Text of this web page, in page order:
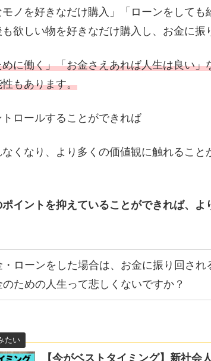
ノを好きなだけ購入」「ローンをしても
欲しい物を好きなだけ購入し、お金に振
に働く」「お金さえあれば人生は良い
もあります。
ロールすることができれば
くなり、より多くの価値観に触れること
イントを抑えていることができれば、よ
・ローンをした場合は、お金に振り回され
のための人生って悲しくないですか？
【今がベストタイミング】新社会